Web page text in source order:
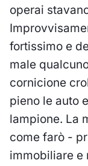
operai
fortissimo e
male
cornicione
pieno le auto
lampione. La
come farò -
immobiliare e